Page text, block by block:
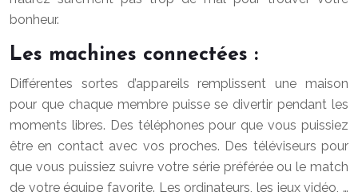
bonheur.
Les machines connectées :
Différentes sortes d’appareils remplissent une maison
pour que chaque membre puisse se divertir pendant les
moments libres. Des téléphones pour que vous puissiez
être en contact avec vos proches. Des téléviseurs pour
que vous puissiez suivre votre série préférée ou le match
de votre équipe favorite. Les ordinateurs, les jeux vidéo, …